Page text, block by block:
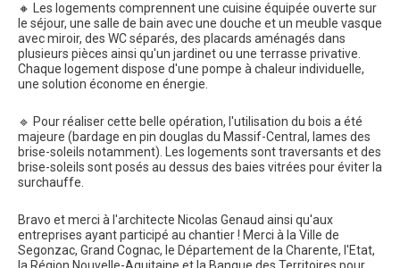
🔸 Les logements comprennent une cuisine équipée ouverte sur
le séjour, une salle de bain avec une douche et un meuble vasque
avec miroir, des WC séparés, des placards aménagés dans
plusieurs pièces ainsi qu'un jardinet ou une terrasse privative.
Chaque logement dispose d'une pompe à chaleur individuelle,
une solution économe en énergie.
🔹 Pour réaliser cette belle opération, l'utilisation du bois a été
majeure (bardage en pin douglas du Massif-Central, lames des
brise-soleils notamment). Les logements sont traversants et des
brise-soleils sont posés au dessus des baies vitrées pour éviter la
surchauffe.
Bravo et merci à l'architecte Nicolas Genaud ainsi qu'aux
entreprises ayant participé au chantier ! Merci à la Ville de
Segonzac, Grand Cognac, le Département de la Charente, l'Etat,